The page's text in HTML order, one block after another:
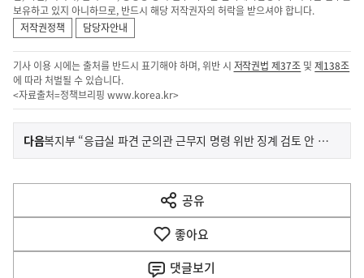
보유하고 있지 아니하므로, 반드시 해당 저작권자의 허락을 받으셔야 합니다.
저작권정책
담당자안내
기사 이용 시에는 출처를 반드시 표기해야 하며, 위반 시 저작권법 제37조 및제138조
에 따라 처벌될 수 있습니다.
<자료출처=정책브리핑 www.korea.kr>
이
전
다
음
다음기
사
복지부 “응급실 파견 군의관 근무지 명령 위반 징계 검토 안 해”
공유
열
기
좋아요
댓글보기